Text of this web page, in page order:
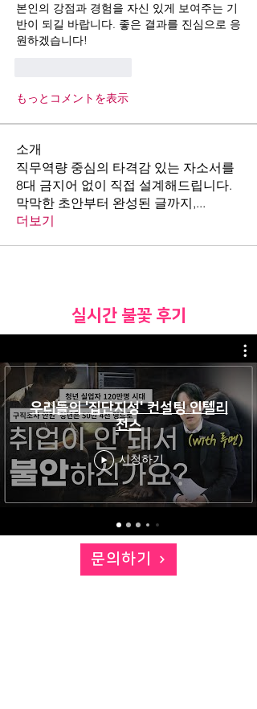
본인의 강점과 경험을 자신 있게 보여주는 기
반이 되길 바랍니다. 좋은 결과를 진심으로 응
원하겠습니다!
もっとコメントを表示
소개
직무역량 중심의 타격감 있는 자소서를
8대 금지어 없이 직접 설계해드립니다.
막막한 초안부터 완성된 글까지,...
더보기
​실시간 불꽃 후기
우리들의 '집단지성' 컨설팅 인텔리
전스
시청하기
문의하기